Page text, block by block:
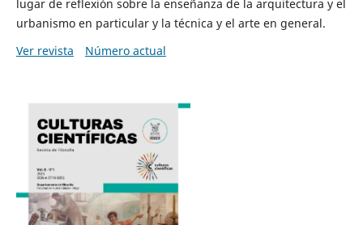
lugar de reflexión sobre la enseñanza de la arquitectura y el
urbanismo en particular y la técnica y el arte en general.
Ver revista
Número actual